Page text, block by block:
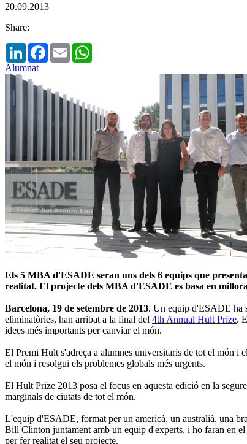
20.09.2013
Share:
LinkedInFacebook
Email
Alumnat
Els 5 MBA d'ESADE seran uns dels 6 equips que
realitat. El projecte dels MBA d'ESADE es basa en
Barcelona, 19 de setembre de 2013. Un equip d'ESADE ha
eliminatòries, han arribat a la final del 4th Annual Hult Prize.
idees més importants per canviar el món.
El Premi Hult s'adreça a alumnes universitaris de tot el món i
el món i resolgui els problemes globals més urgents.
El Hult Prize 2013 posa el focus en aquesta edició en la
marginals de ciutats de tot el món.
L'equip d'ESADE, format per un americà, un australià, una
Bill Clinton juntament amb un equip d'experts, i ho faran en el
per fer realitat el seu projecte.